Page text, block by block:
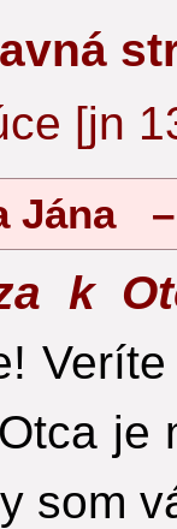
[jn
Jána
k
je
som